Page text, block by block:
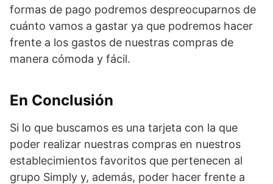
formas de pago podremos despreocuparnos de
cuánto vamos a gastar ya que podremos hacer
frente a los gastos de nuestras compras de
manera cómoda y fácil.
En Conclusión
Si lo que buscamos es una tarjeta con la que
poder realizar nuestras compras en nuestros
establecimientos favoritos que pertenecen al
grupo Simply y, además, poder hacer frente a